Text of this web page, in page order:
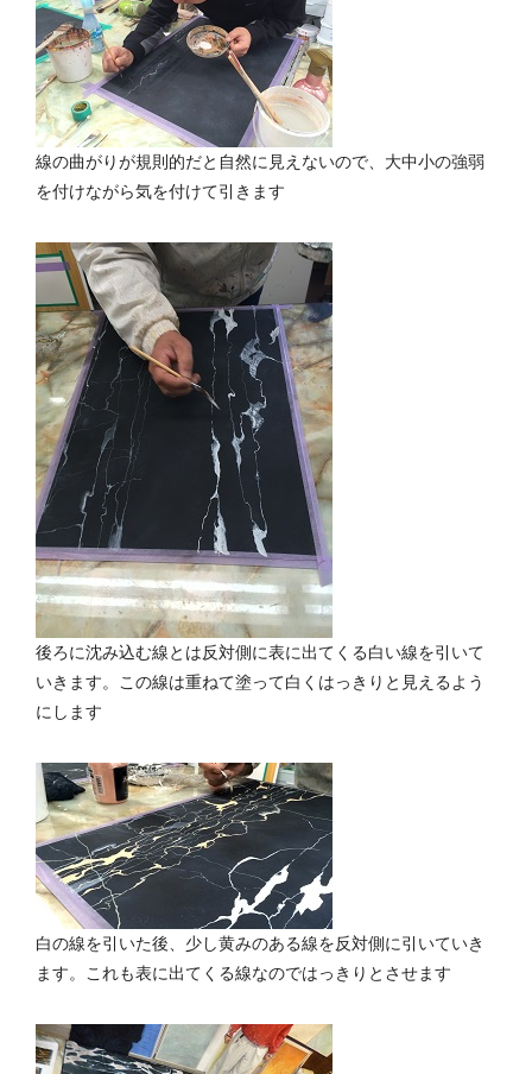
線の曲がりが規則的だと自然に見えないので、大中小の強弱
を付けながら気を付けて引きます
後ろに沈み込む線とは反対側に表に出てくる白い線を引いて
いきます。この線は重ねて塗って白くはっきりと見えるよう
にします
白の線を引いた後、少し黄みのある線を反対側に引いていき
ます。これも表に出てくる線なのではっきりとさせます